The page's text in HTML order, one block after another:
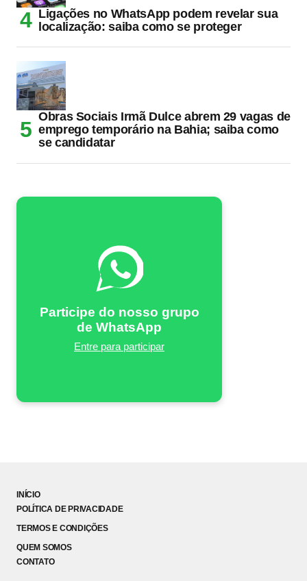
Ligações no WhatsApp podem revelar sua
localização: saiba como se proteger
Obras Sociais Irmã Dulce abrem 29 vagas de
emprego temporário na Bahia; saiba como
se candidatar
Participe do nosso grupo
de WhatsApp
Entre para participar
INÍCIO
POLÍTICA DE PRIVACIDADE
TERMOS E CONDIÇÕES
QUEM SOMOS
CONTATO